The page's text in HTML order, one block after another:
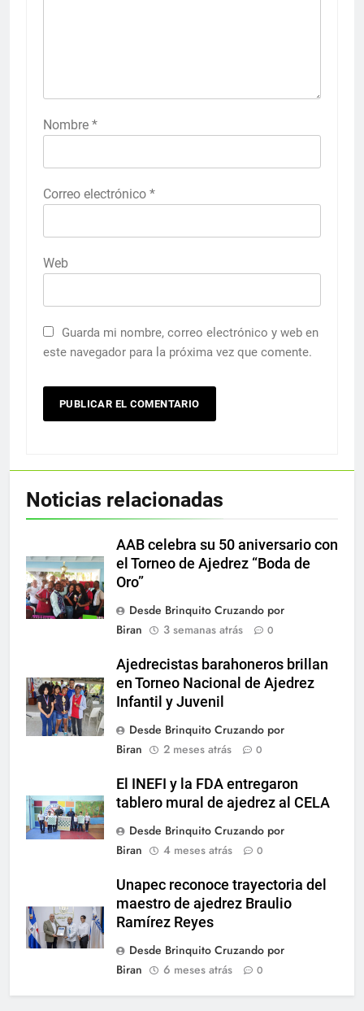
Nombre *
Correo electrónico *
Web
Guarda mi nombre, correo electrónico y web en
este navegador para la próxima vez que comente.
Noticias relacionadas
AAB celebra su 50 aniversario con
el Torneo de Ajedrez “Boda de
Oro”
Desde Brinquito Cruzando por
Biran
3 semanas atrás 0
Ajedrecistas barahoneros brillan
en Torneo Nacional de Ajedrez
Infantil y Juvenil
Desde Brinquito Cruzando por
Biran
2 meses atrás 0
El INEFI y la FDA entregaron
tablero mural de ajedrez al CELA
Desde Brinquito Cruzando por
Biran
4 meses atrás 0
Unapec reconoce trayectoria del
maestro de ajedrez Braulio
Ramírez Reyes
Desde Brinquito Cruzando por
Biran
6 meses atrás 0